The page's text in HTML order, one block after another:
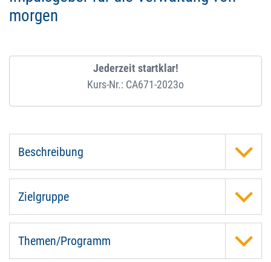
morgen
Jederzeit startklar!
Kurs-Nr.: CA671-2023o
Beschreibung
Zielgruppe
Themen/Programm